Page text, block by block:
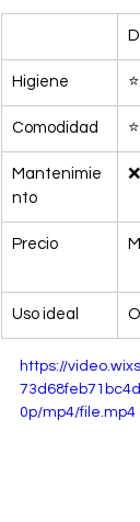
Higiene
Comodidad
Mantenimie
nto
❌
Precio
Uso ideal
https://
0p/mp4/file.mp4